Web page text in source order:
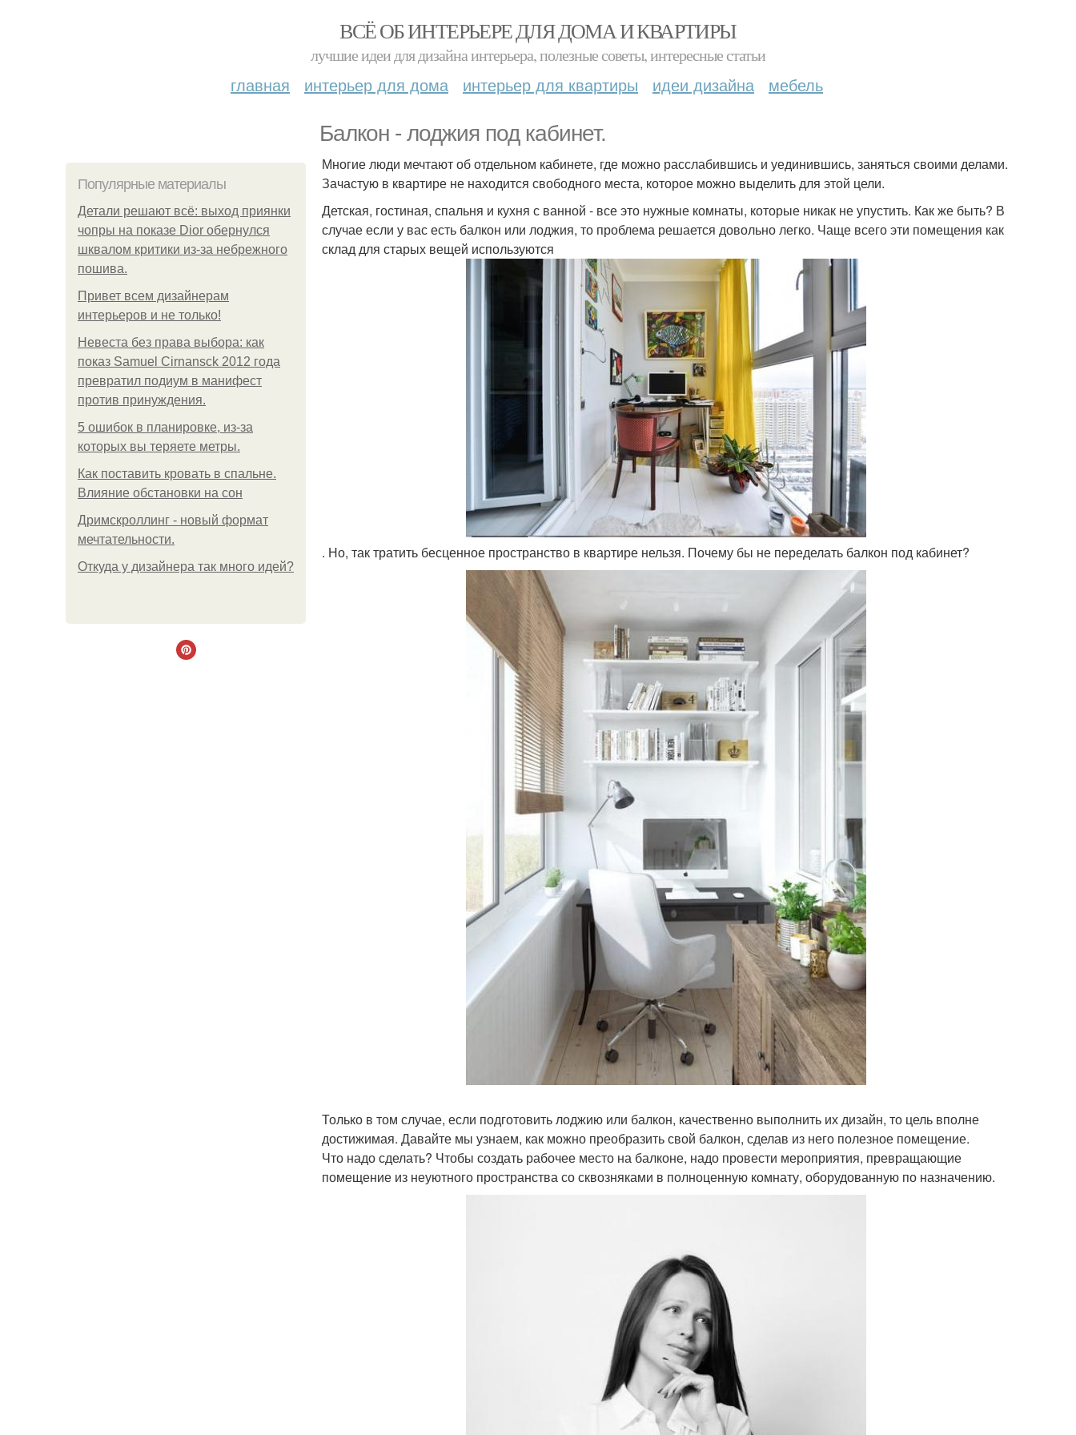
ВСЁ ОБ ИНТЕРЬЕРЕ ДЛЯ ДОМА И КВАРТИРЫ
лучшие идеи для дизайна интерьера, полезные советы, интересные статьи
главная интерьер для дома интерьер для квартиры идеи дизайна мебель
Балкон - лоджия под кабинет.
Популярные материалы
Детали решают всё: выход приянки
чопры на показе Dior обернулся
шквалом критики из-за небрежного
пошива.
Привет всем дизайнерам
интерьеров и не только!
Невеста без права выбора: как
показ Samuel Cirnansck 2012 года
превратил подиум в манифест
против принуждения.
5 ошибок в планировке, из-за
которых вы теряете метры.
Как поставить кровать в спальне.
Влияние обстановки на сон
Дримскроллинг - новый формат
мечтательности.
Откуда у дизайнера так много идей?
Многие люди мечтают об отдельном кабинете, где можно расслабившись и уединившись, заняться своими делами.
Зачастую в квартире не находится свободного места, которое можно выделить для этой цели.
Детская, гостиная, спальня и кухня с ванной - все это нужные комнаты, которые никак не упустить. Как же быть? В
случае если у вас есть балкон или лоджия, то проблема решается довольно легко. Чаще всего эти помещения как
склад для старых вещей используются
. Но, так тратить бесценное пространство в квартире нельзя. Почему бы не переделать балкон под кабинет?
Только в том случае, если подготовить лоджию или балкон, качественно выполнить их дизайн, то цель вполне
достижимая. Давайте мы узнаем, как можно преобразить свой балкон, сделав из него полезное помещение.
Что надо сделать? Чтобы создать рабочее место на балконе, надо провести мероприятия, превращающие
помещение из неуютного пространства со сквозняками в полноценную комнату, оборудованную по назначению.